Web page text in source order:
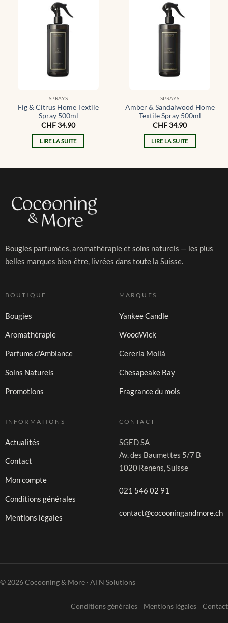
SPRAYS
Fig & Citrus Home Textile
Spray 500ml
CHF34.90
LIRE LA SUITE
SPRAYS
Amber & Sandalwood Home
Textile Spray 500ml
CHF34.90
LIRE LA SUITE
Bougies parfumées, aromathérapie et soins naturels — les plus
belles marques bien-être, livrées dans toute la Suisse.
BOUTIQUE
Bougies
Aromathérapie
Parfums d'Ambiance
Soins Naturels
Promotions
MARQUES
Yankee Candle
WoodWick
Cereria Mollá
Chesapeake Bay
Fragrance du mois
INFORMATIONS
Actualités
Contact
Mon compte
Conditions générales
Mentions légales
CONTACT
SGED SA
Av. des Baumettes 5/7 B
1020 Renens, Suisse
021 546 02 91
contact@cocooningandmore.ch
© 2026 Cocooning & More · ATN Solutions
Conditions générales Mentions légales Contact